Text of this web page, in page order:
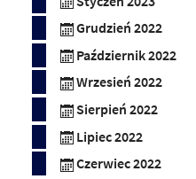
Grudzień 2022
Październik 2022
Wrzesień 2022
Sierpień 2022
Lipiec 2022
Czerwiec 2022